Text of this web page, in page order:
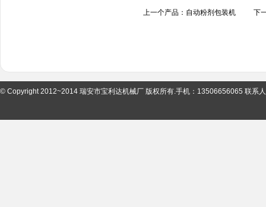
上一个产品： 自动粉剂包装机 下一
© Copyright 2012~2014 瑞安市宝利达机械厂 版权所有.手机：13506656065 联系